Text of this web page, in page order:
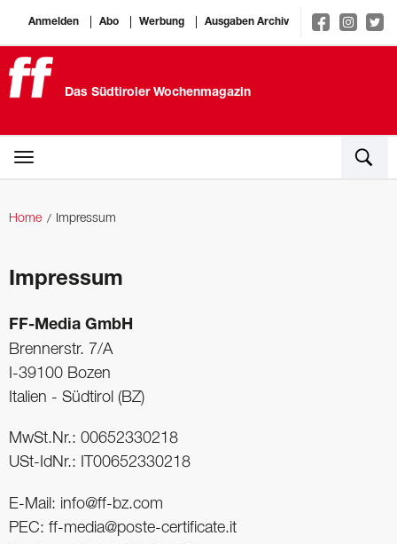
Anmelden Abo Werbung Ausgaben Archiv
Das Südtiroler Wochenmagazin
Home Impressum
Impressum
FF-Media GmbH
Brennerstr. 7/A
I-39100 Bozen
Italien - Südtirol (BZ)
MwSt.Nr.: 00652330218
USt-IdNr.: IT00652330218
E-Mail: info@ff-bz.com
PEC: ff-media@poste-certificate.it